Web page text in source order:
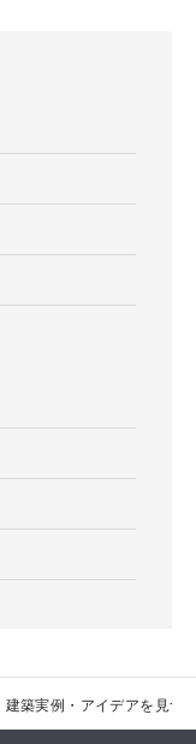
建築実例・アイデアを見つ